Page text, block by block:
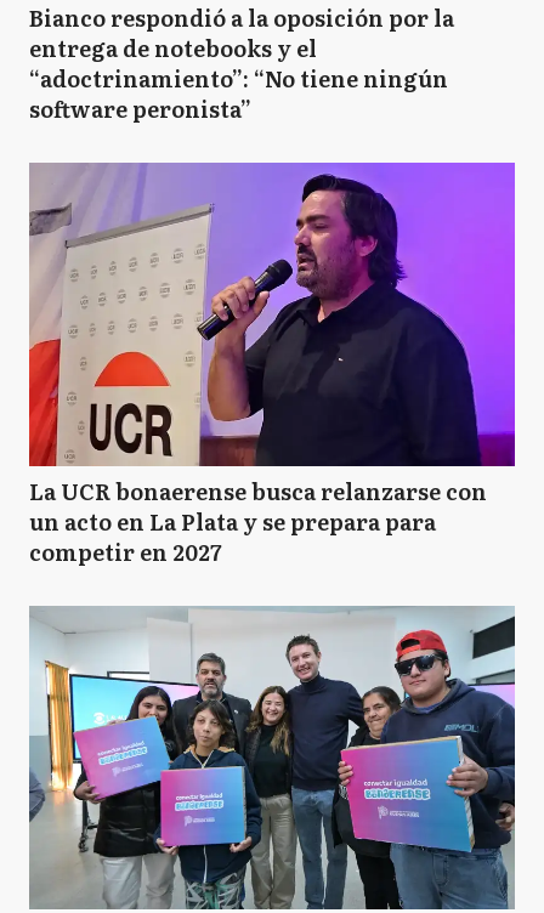
Bianco respondió a la oposición por la
entrega de notebooks y el
“adoctrinamiento”: “No tiene ningún
software peronista”
La UCR bonaerense busca relanzarse con
un acto en La Plata y se prepara para
competir en 2027